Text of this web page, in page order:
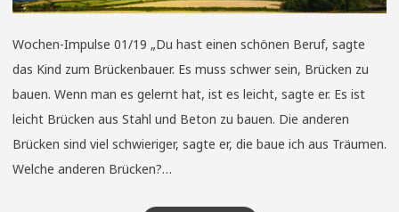
Wochen-Impulse 01/19 „Du hast einen schönen Beruf, sagte
das Kind zum Brückenbauer. Es muss schwer sein, Brücken zu
bauen. Wenn man es gelernt hat, ist es leicht, sagte er. Es ist
leicht Brücken aus Stahl und Beton zu bauen. Die anderen
Brücken sind viel schwieriger, sagte er, die baue ich aus Träumen.
Welche anderen Brücken?…